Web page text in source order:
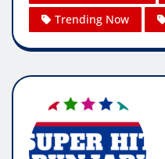
Trending Now